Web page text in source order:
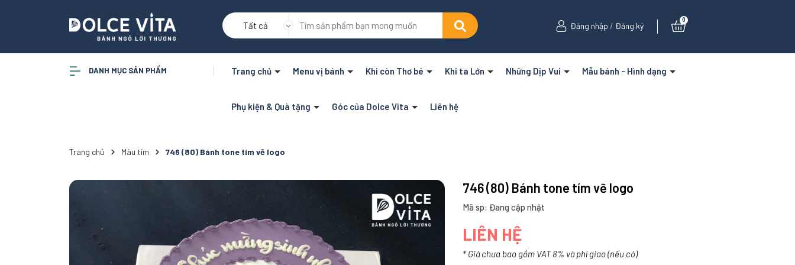
Tất cả Đăng nhập / Đăng ký
0
DANH MỤC SẢN PHẨM Trang chủ Menu vị bánh Khi còn Thơ bé Khi ta Lớn Những Dịp Vui Mẫu bánh - Hình dạng
Phụ kiện & Quà tặng Góc của Dolce Vita Liên hệ
Trang chủ Màu tím 746 (80) Bánh tone tím vẽ logo
746 (80) Bánh tone tím vẽ logo
Mã sp: Đang cập nhật
LIÊN HỆ
* Giá chưa bao gồm VAT 8% và phí giao (nếu có)